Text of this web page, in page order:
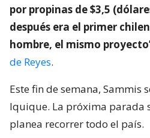
por propinas de $3,5
después era el primer
hombre, el mismo
de Reyes.
Este fin de semana, Sammis
Iquique. La próxima parada
planea recorrer todo el país.